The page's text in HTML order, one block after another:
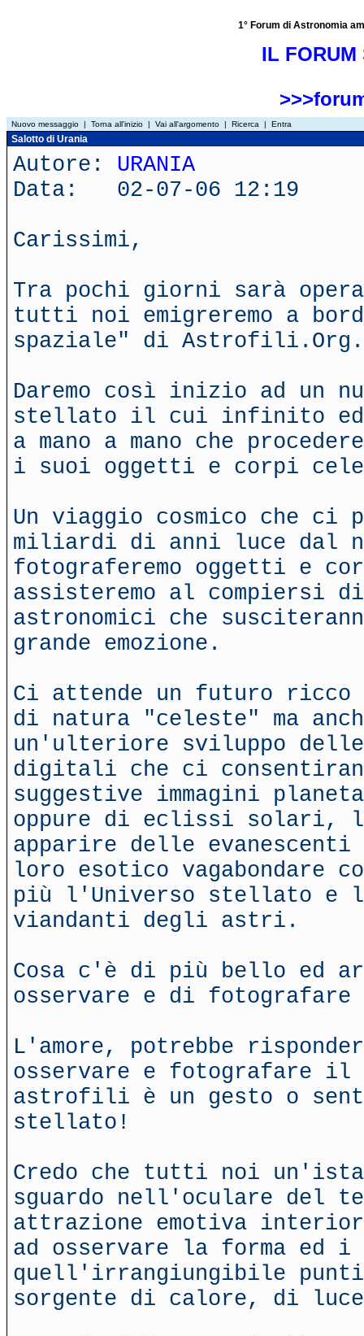
1° Forum di Astronomia
IL FORUM
Nuovo messaggio | Torna all'inizio | Vai all'argomento | Ricerca | Entra
Salotto di Urania
Autore: URANIA
Data: 02-07-06 12:19
Carissimi,
Tra pochi giorni sarà
tutti noi emigreremo a
spaziale" di Astrofili.Org.
Daremo così inizio ad un
stellato il cui infinito ed
a mano a mano che
i suoi oggetti e corpi
Un viaggio cosmico che
miliardi di anni luce dal
fotograferemo oggetti e
assisteremo al compiersi
astronomici che
grande emozione.
Ci attende un futuro ricco
di natura "celeste" ma
un'ulteriore sviluppo
digitali che ci
suggestive immagini
oppure di eclissi solari,
apparire delle
loro esotico vagabondare
più l'Universo stellato e
viandanti degli astri.
Cosa c'è di più bello ed
osservare e di fotografare
L'amore, potrebbe
osservare e fotografare il
astrofili è un gesto o
stellato!
Credo che tutti noi
sguardo nell'oculare del
attrazione emotiva
ad osservare la forma ed
quell'irrangiungibile
sorgente di calore, di